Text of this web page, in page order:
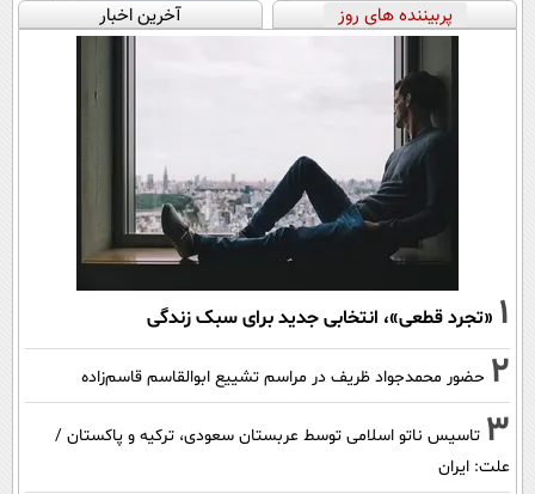
پربیننده های روز آخرین اخبار
1 «تجرد قطعی»، انتخابی جدید برای سبک زندگی
2 حضور محمدجواد ظریف در مراسم تشییع ابوالقاسم قاسم‌زاده
3 تاسیس ناتو اسلامی توسط عربستان سعودی، ترکیه و پاکستان /
علت: ایران